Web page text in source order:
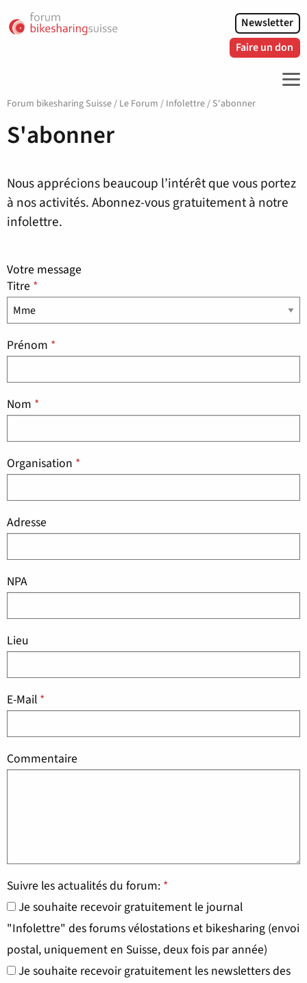
Newsletter
Faire un don
Forum bikesharing Suisse/ Le Forum / Infolettre/ S'abonner
S'abonner
Nous apprécions beaucoup l’intérêt que vous portez
à nos activités. Abonnez-vous gratuitement à notre
infolettre.
Votre message
Titre *
Prénom *
Nom *
Organisation *
Adresse
NPA
Lieu
E-Mail *
Commentaire
Suivre les actualités du forum: *
"Infolettre" des forums vélostations et bikesharing (envoi
postal, uniquement en Suisse, deux fois par année)